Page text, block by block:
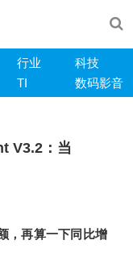
行业
科技
TI 数码影音
V3.2：当
，再算一下同比增